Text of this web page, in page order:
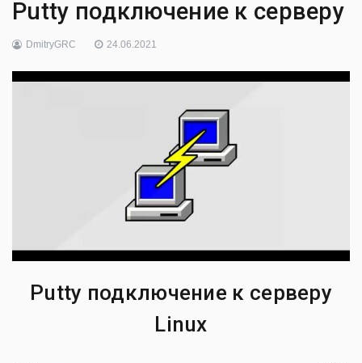
Putty подключение к серверу
DmitryGRC 24.06.2021
Putty подключение к серверу
Linux